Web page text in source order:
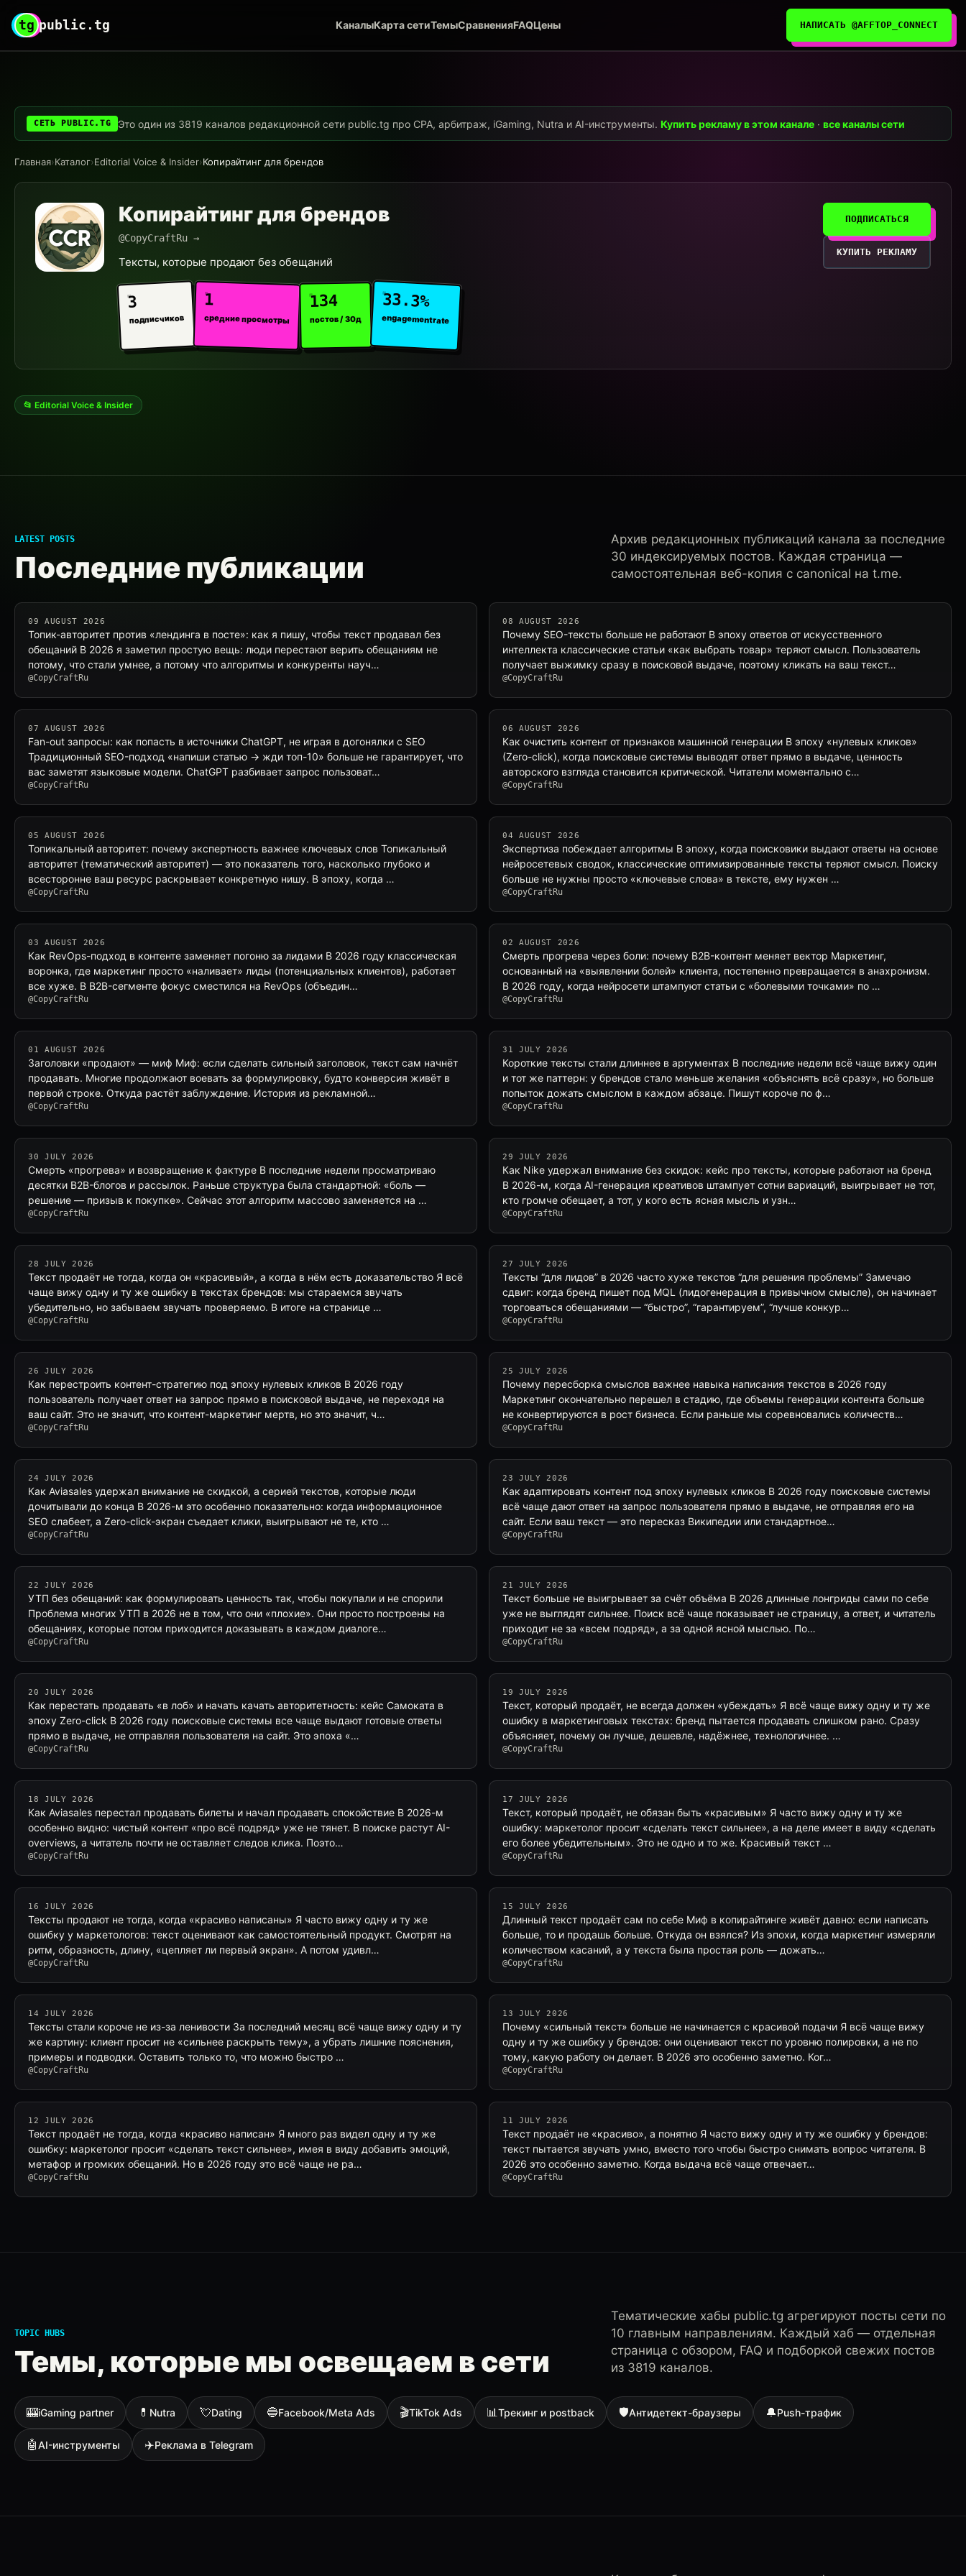
tg public.tg КаналыКарта сетиТемыСравненияFAQЦены НАПИСАТЬ @AFFTOP_CONNECT
СЕТЬ PUBLIC.TG Это один из 3819 каналов редакционной сети public.tg про CPA, арбитраж, iGaming, Nutra и AI-инструменты.Купить рекламу в этом канале ·все каналы сети
Главная›Каталог›Editorial Voice & Insider›Копирайтинг для брендов
Копирайтинг для брендов
@CopyCraftRu →
Тексты, которые продают без обещаний
3
подписчиков
1
средние просмотры
134
постов / 30д
33.3%
engagement rate
ПОДПИСАТЬСЯ
КУПИТЬ РЕКЛАМУ
📂 Editorial Voice & Insider
LATEST POSTS
Последние публикации
Архив редакционных публикаций канала за последние
30 индексируемых постов. Каждая страница —
самостоятельная веб-копия с canonical на t.me.
09 AUGUST 2026
Топик-авторитет против «лендинга в посте»: как я пишу, чтобы текст продавал без
обещаний В 2026 я заметил простую вещь: люди перестают верить обещаниям не
потому, что стали умнее, а потому что алгоритмы и конкуренты науч…
@CopyCraftRu
08 AUGUST 2026
Почему SEO-тексты больше не работают В эпоху ответов от искусственного
интеллекта классические статьи «как выбрать товар» теряют смысл. Пользователь
получает выжимку сразу в поисковой выдаче, поэтому кликать на ваш текст…
@CopyCraftRu
07 AUGUST 2026
Fan-out запросы: как попасть в источники ChatGPT, не играя в догонялки с SEO
Традиционный SEO-подход «напиши статью → жди топ-10» больше не гарантирует, что
вас заметят языковые модели. ChatGPT разбивает запрос пользоват…
@CopyCraftRu
06 AUGUST 2026
Как очистить контент от признаков машинной генерации В эпоху «нулевых кликов»
(Zero-click), когда поисковые системы выводят ответ прямо в выдаче, ценность
авторского взгляда становится критической. Читатели моментально с…
@CopyCraftRu
05 AUGUST 2026
Топикальный авторитет: почему экспертность важнее ключевых слов Топикальный
авторитет (тематический авторитет) — это показатель того, насколько глубоко и
всесторонне ваш ресурс раскрывает конкретную нишу. В эпоху, когда …
@CopyCraftRu
04 AUGUST 2026
Экспертиза побеждает алгоритмы В эпоху, когда поисковики выдают ответы на основе
нейросетевых сводок, классические оптимизированные тексты теряют смысл. Поиску
больше не нужны просто «ключевые слова» в тексте, ему нужен …
@CopyCraftRu
03 AUGUST 2026
Как RevOps-подход в контенте заменяет погоню за лидами В 2026 году классическая
воронка, где маркетинг просто «наливает» лиды (потенциальных клиентов), работает
все хуже. В B2B-сегменте фокус сместился на RevOps (объедин…
@CopyCraftRu
02 AUGUST 2026
Смерть прогрева через боли: почему B2B-контент меняет вектор Маркетинг,
основанный на «выявлении болей» клиента, постепенно превращается в анахронизм.
В 2026 году, когда нейросети штампуют статьи с «болевыми точками» по …
@CopyCraftRu
01 AUGUST 2026
Заголовки «продают» — миф Миф: если сделать сильный заголовок, текст сам начнёт
продавать. Многие продолжают воевать за формулировку, будто конверсия живёт в
первой строке. Откуда растёт заблуждение. История из рекламной…
@CopyCraftRu
31 JULY 2026
Короткие тексты стали длиннее в аргументах В последние недели всё чаще вижу один
и тот же паттерн: у брендов стало меньше желания «объяснять всё сразу», но больше
попыток дожать смыслом в каждом абзаце. Пишут короче по ф…
@CopyCraftRu
30 JULY 2026
Смерть «прогрева» и возвращение к фактуре В последние недели просматриваю
десятки B2B-блогов и рассылок. Раньше структура была стандартной: «боль —
решение — призыв к покупке». Сейчас этот алгоритм массово заменяется на …
@CopyCraftRu
29 JULY 2026
Как Nike удержал внимание без скидок: кейс про тексты, которые работают на бренд
В 2026-м, когда AI-генерация креативов штампует сотни вариаций, выигрывает не тот,
кто громче обещает, а тот, у кого есть ясная мысль и узн…
@CopyCraftRu
28 JULY 2026
Текст продаёт не тогда, когда он «красивый», а когда в нём есть доказательство Я всё
чаще вижу одну и ту же ошибку в текстах брендов: мы стараемся звучать
убедительно, но забываем звучать проверяемо. В итоге на странице …
@CopyCraftRu
27 JULY 2026
Тексты “для лидов” в 2026 часто хуже текстов “для решения проблемы” Замечаю
сдвиг: когда бренд пишет под MQL (лидогенерация в привычном смысле), он начинает
торговаться обещаниями — “быстро”, “гарантируем”, “лучше конкур…
@CopyCraftRu
26 JULY 2026
Как перестроить контент-стратегию под эпоху нулевых кликов В 2026 году
пользователь получает ответ на запрос прямо в поисковой выдаче, не переходя на
ваш сайт. Это не значит, что контент-маркетинг мертв, но это значит, ч…
@CopyCraftRu
25 JULY 2026
Почему пересборка смыслов важнее навыка написания текстов в 2026 году
Маркетинг окончательно перешел в стадию, где объемы генерации контента больше
не конвертируются в рост бизнеса. Если раньше мы соревновались количеств…
@CopyCraftRu
24 JULY 2026
Как Aviasales удержал внимание не скидкой, а серией текстов, которые люди
дочитывали до конца В 2026-м это особенно показательно: когда информационное
SEO слабеет, а Zero-click-экран съедает клики, выигрывают не те, кто …
@CopyCraftRu
23 JULY 2026
Как адаптировать контент под эпоху нулевых кликов В 2026 году поисковые системы
всё чаще дают ответ на запрос пользователя прямо в выдаче, не отправляя его на
сайт. Если ваш текст — это пересказ Википедии или стандартное…
@CopyCraftRu
22 JULY 2026
УТП без обещаний: как формулировать ценность так, чтобы покупали и не спорили
Проблема многих УТП в 2026 не в том, что они «плохие». Они просто построены на
обещаниях, которые потом приходится доказывать в каждом диалоге…
@CopyCraftRu
21 JULY 2026
Текст больше не выигрывает за счёт объёма В 2026 длинные лонгриды сами по себе
уже не выглядят сильнее. Поиск всё чаще показывает не страницу, а ответ, и читатель
приходит не за «всем подряд», а за одной ясной мыслью. По…
@CopyCraftRu
20 JULY 2026
Как перестать продавать «в лоб» и начать качать авторитетность: кейс Самоката в
эпоху Zero-click В 2026 году поисковые системы все чаще выдают готовые ответы
прямо в выдаче, не отправляя пользователя на сайт. Это эпоха «…
@CopyCraftRu
19 JULY 2026
Текст, который продаёт, не всегда должен «убеждать» Я всё чаще вижу одну и ту же
ошибку в маркетинговых текстах: бренд пытается продавать слишком рано. Сразу
объясняет, почему он лучше, дешевле, надёжнее, технологичнее. …
@CopyCraftRu
18 JULY 2026
Как Aviasales перестал продавать билеты и начал продавать спокойствие В 2026-м
особенно видно: чистый контент «про всё подряд» уже не тянет. В поиске растут AI-
overviews, а читатель почти не оставляет следов клика. Поэто…
@CopyCraftRu
17 JULY 2026
Текст, который продаёт, не обязан быть «красивым» Я часто вижу одну и ту же
ошибку: маркетолог просит «сделать текст сильнее», а на деле имеет в виду «сделать
его более убедительным». Это не одно и то же. Красивый текст …
@CopyCraftRu
16 JULY 2026
Тексты продают не тогда, когда «красиво написаны» Я часто вижу одну и ту же
ошибку у маркетологов: текст оценивают как самостоятельный продукт. Смотрят на
ритм, образность, длину, «цепляет ли первый экран». А потом удивл…
@CopyCraftRu
15 JULY 2026
Длинный текст продаёт сам по себе Миф в копирайтинге живёт давно: если написать
больше, то и продашь больше. Откуда он взялся? Из эпохи, когда маркетинг измеряли
количеством касаний, а у текста была простая роль — дожать…
@CopyCraftRu
14 JULY 2026
Тексты стали короче не из-за ленивости За последний месяц всё чаще вижу одну и ту
же картину: клиент просит не «сильнее раскрыть тему», а убрать лишние пояснения,
примеры и подводки. Оставить только то, что можно быстро …
@CopyCraftRu
13 JULY 2026
Почему «сильный текст» больше не начинается с красивой подачи Я всё чаще вижу
одну и ту же ошибку у брендов: они оценивают текст по уровню полировки, а не по
тому, какую работу он делает. В 2026 это особенно заметно. Ког…
@CopyCraftRu
12 JULY 2026
Текст продаёт не тогда, когда «красиво написан» Я много раз видел одну и ту же
ошибку: маркетолог просит «сделать текст сильнее», имея в виду добавить эмоций,
метафор и громких обещаний. Но в 2026 году это всё чаще не ра…
@CopyCraftRu
11 JULY 2026
Текст продаёт не «красиво», а понятно Я часто вижу одну и ту же ошибку у брендов:
текст пытается звучать умно, вместо того чтобы быстро снимать вопрос читателя. В
2026 это особенно заметно. Когда выдача всё чаще отвечает…
@CopyCraftRu
TOPIC HUBS
Темы, которые мы освещаем в сети
Тематические хабы public.tg агрегируют посты сети по
10 главным направлениям. Каждый хаб — отдельная
страница с обзором, FAQ и подборкой свежих постов
из 3819 каналов.
🎰iGaming partner 💊 Nutra 💘Dating 🔵Facebook/Meta Ads 🎬TikTok Ads 📊Трекинг и postback 🛡Антидетект-браузеры 🔔Push-трафик
🤖AI-инструменты ✈️Реклама в Telegram